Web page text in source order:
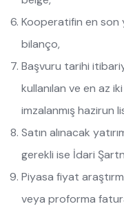
Kooperatifin en son
bilanço,
Başvuru tarihi
kullanılan ve en az
imzalanmış hazirun
Satın alınacak
gerekli ise İdari
Piyasa fiyat
veya proforma